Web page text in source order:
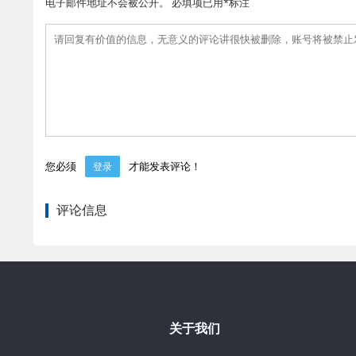
您必须 登录 才能发表评论！
评论信息
关于我们